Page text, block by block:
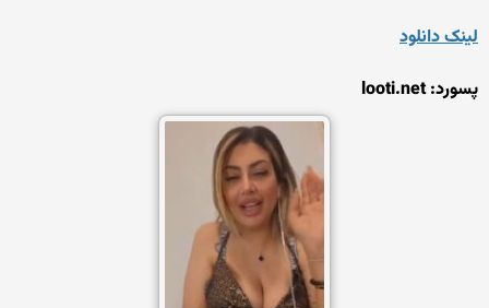
لینک دانلود
پسورد: looti.net